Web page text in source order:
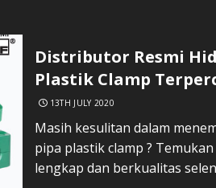
Distributor Resmi
Plastik Clamp
13TH JULY 2020
Masih kesulitan dalam
pipa plastik clamp ?
lengkap dan berkualitas